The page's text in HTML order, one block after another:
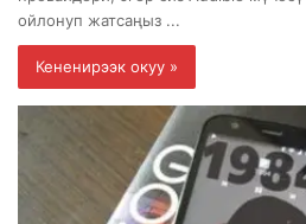
ойлонуп жатсаңыз ...
Кененирээк окуу »